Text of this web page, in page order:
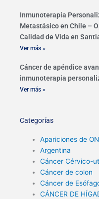
Inmunoterapia
Metastásico en Chile –
Calidad de Vida en
Ver más »
Cáncer de apéndice
inmunoterapia
Ver más »
Categorías
Apariciones de
Argentina
Cáncer Cérvico-
Cáncer de colon
Cáncer de
CÁNCER DE